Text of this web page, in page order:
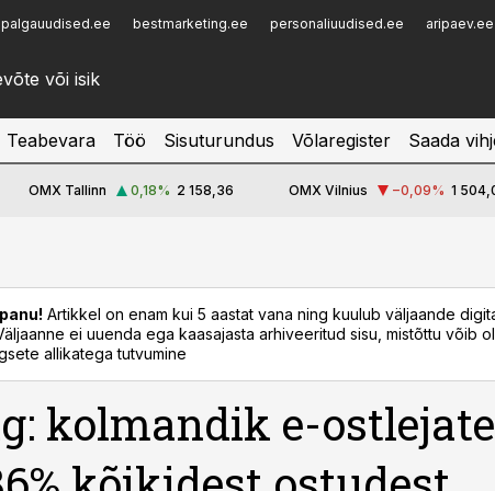
palgauudised.ee bestmarketing.ee personaliuudised.ee aripaev.ee
Infopank
Teabevara Töö Sisuturundus Võlaregister Saada
OMX Tallinn 0,18% 2 158,36 OMX Vilnius −0,09% 1
Artikkel on enam kui 5 aastat vana ning kuulub väljaande
ei uuenda ega kaasajasta arhiveeritud sisu, mistõttu võib
allikatega tutvumine
kolmandik e-